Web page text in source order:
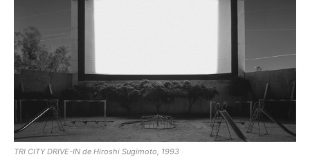
TRI CITY DRIVE-IN de Hiroshi Sugimoto, 1993